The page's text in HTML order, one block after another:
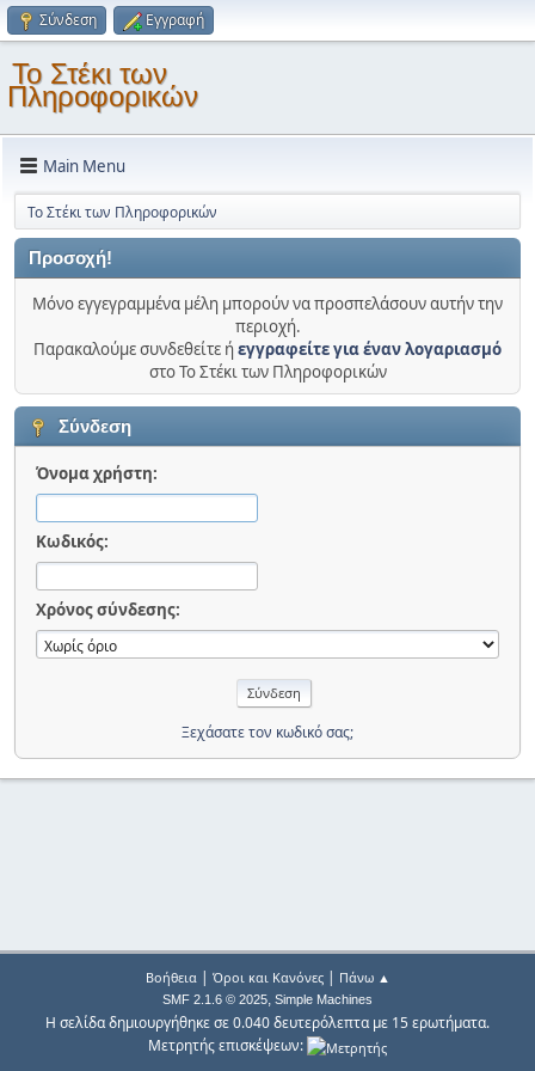
Σύνδεση Εγγραφή
Το Στέκι των
Πληροφορικών
Main Menu
Το Στέκι των Πληροφορικών
Προσοχή!
Μόνο εγγεγραμμένα μέλη μπορούν να προσπελάσουν αυτήν την
περιοχή.
Παρακαλούμε συνδεθείτε ήεγγραφείτε για έναν λογαριασμό
στο Το Στέκι των Πληροφορικών
Σύνδεση
Όνομα χρήστη:
Κωδικός:
Χρόνος σύνδεσης:
Ξεχάσατε τον κωδικό σας;
Βοήθεια| Όροι και Κανόνες| Πάνω ▲
SMF 2.1.6 © 2025, Simple Machines
Η σελίδα δημιουργήθηκε σε 0.040 δευτερόλεπτα με 15 ερωτήματα.
Μετρητής επισκέψεων: